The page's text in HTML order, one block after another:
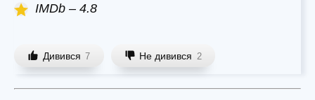
IMDb – 4.8
Дивився 7 Не дивився 2